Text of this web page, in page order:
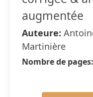
augmentée
Auteure:
Martinière
Nombre de pages: